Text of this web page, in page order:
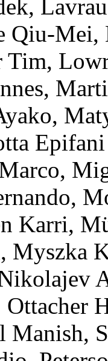
,
Qiu-Mei,
Tim,
,
,
Epifani
,
,
Karri,
, Myszka
Ottacher
Manish,